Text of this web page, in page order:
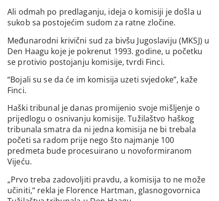
Ali odmah po predlaganju, ideja o komisiji je došla u
sukob sa postojećim sudom za ratne zločine.
Međunarodni krivični sud za bivšu Jugoslaviju (MKSJ) u
Den Haagu koje je pokrenut 1993. godine, u početku
se protivio postojanju komisije, tvrdi Finci.
“Bojali su se da će im komisija uzeti svjedoke”, kaže
Finci.
Haški tribunal je danas promijenio svoje mišljenje o
prijedlogu o osnivanju komisije. Tužilaštvo haškog
tribunala smatra da ni jedna komisija ne bi trebala
početi sa radom prije nego što najmanje 100
predmeta bude procesuirano u novoformiranom
Vijeću.
„Prvo treba zadovoljiti pravdu, a komisija to ne može
učiniti,“ rekla je Florence Hartman, glasnogovornica